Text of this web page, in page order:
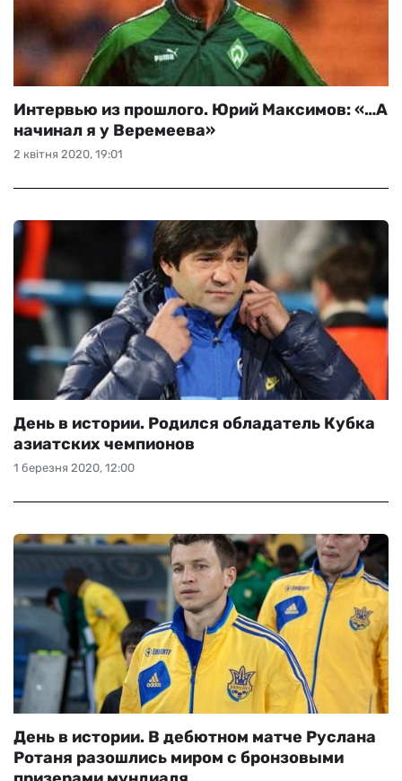
2 квітня 2020, 19:01
Интервью из прошлого. Юрий Максимов: «…А
начинал я у Веремеева»
1 березня 2020, 12:00
День в истории. Родился обладатель Кубка
азиатских чемпионов
День в истории. В дебютном матче Руслана
Ротаня разошлись миром с бронзовыми